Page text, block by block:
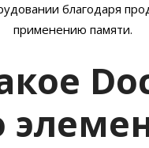
благодаря
применению памяти.